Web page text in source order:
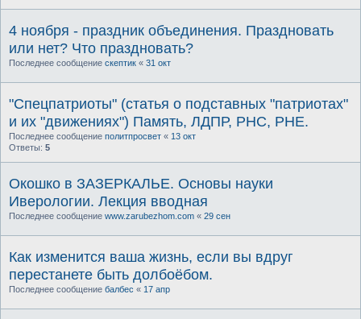
4 ноября - праздник объединения. Праздновать
или нет? Что праздновать?
Последнее сообщение скептик « 31 окт
"Спецпатриоты" (статья о подставных "патриотах"
и их "движениях") Память, ЛДПР, РНС, РНЕ.
Последнее сообщение политпросвет « 13 окт
Ответы: 5
Окошко в ЗАЗЕРКАЛЬЕ. Основы науки
Иверологии. Лекция вводная
Последнее сообщение www.zarubezhom.com « 29 сен
Как изменится ваша жизнь, если вы вдруг
перестанете быть долбоёбом.
Последнее сообщение балбес « 17 апр